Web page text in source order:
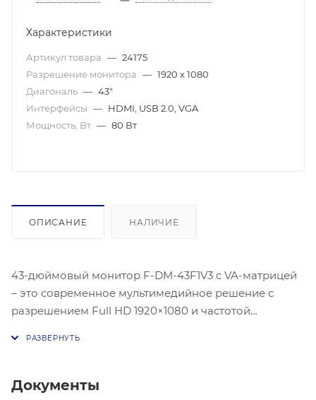
Характеристики
Артикул товара — 24175
Разрешение монитора — 1920 x 1080
Диагональ — 43"
Интерфейсы — HDMI, USB 2.0, VGA
Мощность, Вт — 80 Вт
ОПИСАНИЕ НАЛИЧИЕ
43-дюймовый монитор F-DM-43F1V3 с VA-матрицей
– это современное мультимедийное решение с
разрешением Full HD 1920×1080 и частотой
четкость и насыщенность цветов при любом угле
Документы